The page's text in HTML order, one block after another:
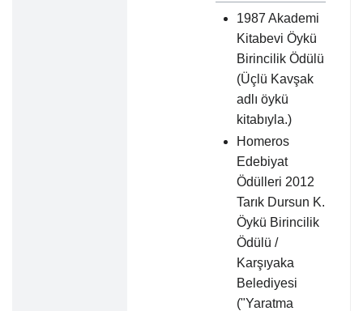
1987 Akademi
Kitabevi Öykü
Birincilik Ödülü
(Üçlü Kavşak
adlı öykü
kitabıyla.)
Homeros
Edebiyat
Ödülleri 2012
Tarık Dursun K.
Öykü Birincilik
Ödülü /
Karşıyaka
Belediyesi
("Yaratma